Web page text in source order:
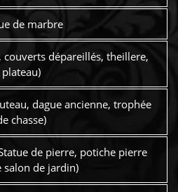
de marbre
couverts dépareillés, theillere,
plateau)
dague ancienne, trophée
chasse)
de pierre, potiche pierre
salon de jardin)